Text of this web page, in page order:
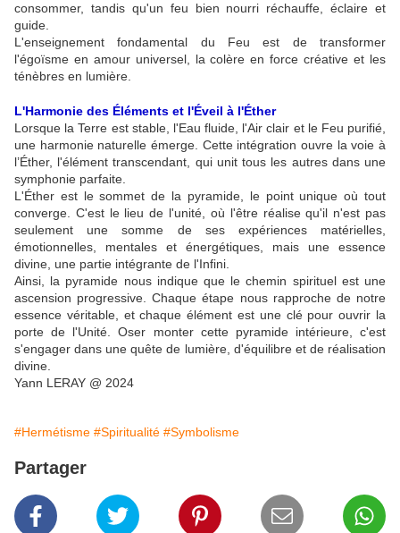
consommer, tandis qu'un feu bien nourri réchauffe, éclaire et
guide.
L'enseignement fondamental du Feu est de transformer
l'égoïsme en amour universel, la colère en force créative et les
ténèbres en lumière.
L'Harmonie des Éléments et l'Éveil à l'Éther
Lorsque la Terre est stable, l'Eau fluide, l'Air clair et le Feu purifié,
une harmonie naturelle émerge. Cette intégration ouvre la voie à
l’Éther, l'élément transcendant, qui unit tous les autres dans une
symphonie parfaite.
L'Éther est le sommet de la pyramide, le point unique où tout
converge. C'est le lieu de l'unité, où l'être réalise qu'il n'est pas
seulement une somme de ses expériences matérielles,
émotionnelles, mentales et énergétiques, mais une essence
divine, une partie intégrante de l'Infini.
Ainsi, la pyramide nous indique que le chemin spirituel est une
ascension progressive. Chaque étape nous rapproche de notre
essence véritable, et chaque élément est une clé pour ouvrir la
porte de l'Unité. Oser monter cette pyramide intérieure, c'est
s'engager dans une quête de lumière, d'équilibre et de réalisation
divine.
Yann LERAY @ 2024
#Hermétisme #Spiritualité #Symbolisme
Partager